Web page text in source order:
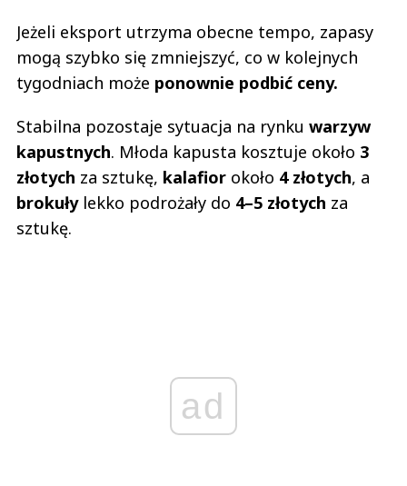
Jeżeli eksport utrzyma obecne tempo, zapasy
mogą szybko się zmniejszyć, co w kolejnych
tygodniach może ponownie podbić ceny.
Stabilna pozostaje sytuacja na rynku warzyw
kapustnych. Młoda kapusta kosztuje około 3
złotych za sztukę, kalafior około 4 złotych, a
brokuły lekko podrożały do 4–5 złotych za
sztukę.
ad